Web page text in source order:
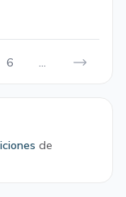
6 ...
de